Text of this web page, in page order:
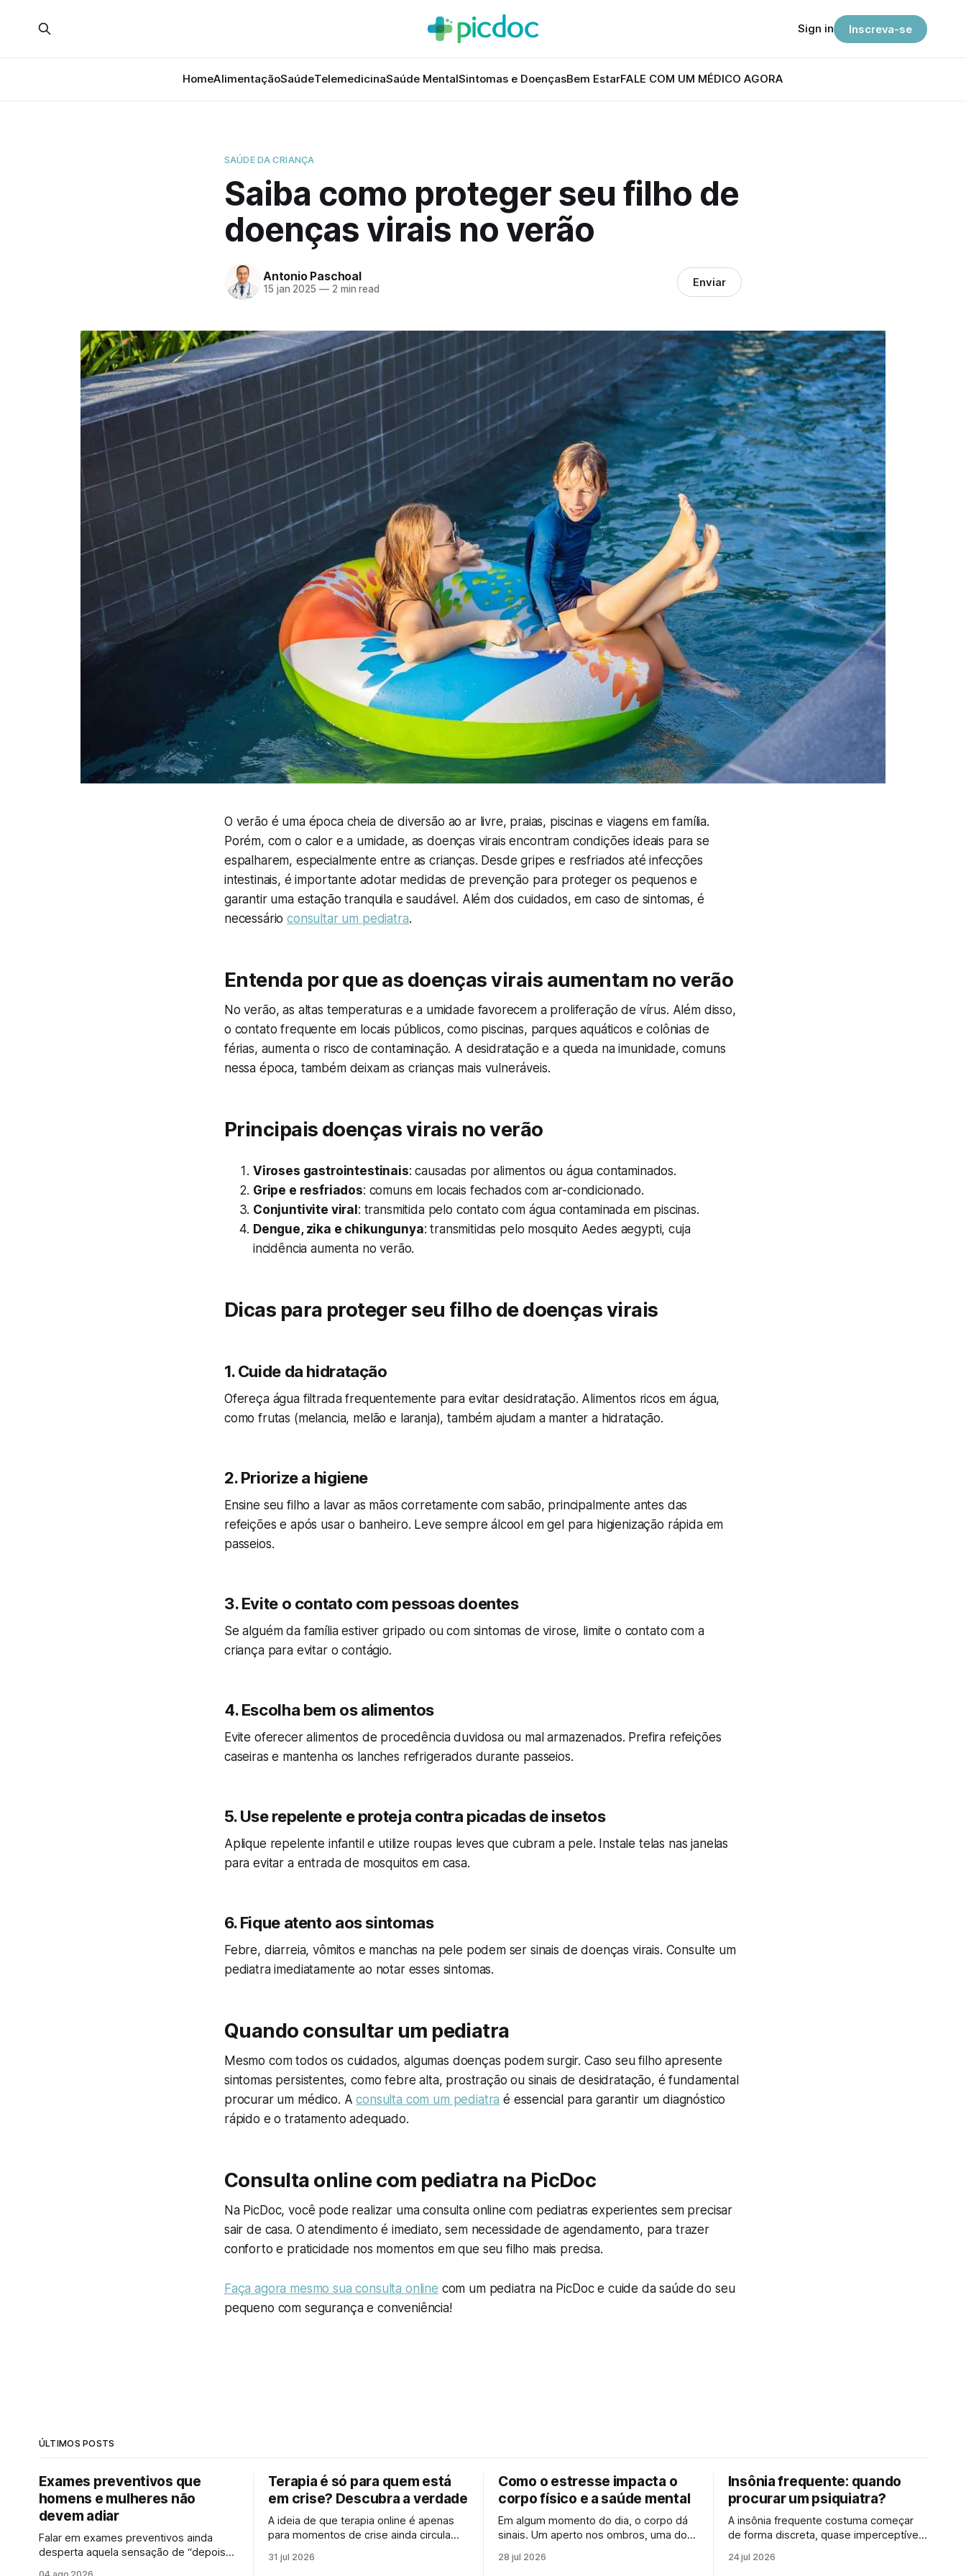
HomeAlimentaçãoSaúdeTelemedicinaSaúde MentalSintomas e DoençasBem EstarFALE COM UM MÉDICO AGORA
Sign in Inscreva-se
SAÚDE DA CRIANÇA
Saiba como proteger seu filho de
doenças virais no verão
Antonio Paschoal
15 jan 2025 —2 min read Enviar
O verão é uma época cheia de diversão ao ar livre, praias, piscinas e viagens em família.
Porém, com o calor e a umidade, as doenças virais encontram condições ideais para se
espalharem, especialmente entre as crianças. Desde gripes e resfriados até infecções
intestinais, é importante adotar medidas de prevenção para proteger os pequenos e
garantir uma estação tranquila e saudável. Além dos cuidados, em caso de sintomas, é
necessárioconsultar um pediatra.
Entenda por que as doenças virais aumentam no verão
No verão, as altas temperaturas e a umidade favorecem a proliferação de vírus. Além disso,
o contato frequente em locais públicos, como piscinas, parques aquáticos e colônias de
férias, aumenta o risco de contaminação. A desidratação e a queda na imunidade, comuns
nessa época, também deixam as crianças mais vulneráveis.
Principais doenças virais no verão
Viroses gastrointestinais: causadas por alimentos ou água contaminados.
Gripe e resfriados: comuns em locais fechados com ar-condicionado.
Conjuntivite viral : transmitida pelo contato com água contaminada em piscinas.
Dengue, zika e chikungunya: transmitidas pelo mosquito Aedes aegypti, cuja
incidência aumenta no verão.
Dicas para proteger seu filho de doenças virais
1. Cuide da hidratação
Ofereça água filtrada frequentemente para evitar desidratação. Alimentos ricos em água,
como frutas (melancia, melão e laranja), também ajudam a manter a hidratação.
2. Priorize a higiene
Ensine seu filho a lavar as mãos corretamente com sabão, principalmente antes das
refeições e após usar o banheiro. Leve sempre álcool em gel para higienização rápida em
passeios.
3. Evite o contato com pessoas doentes
Se alguém da família estiver gripado ou com sintomas de virose, limite o contato com a
criança para evitar o contágio.
4. Escolha bem os alimentos
Evite oferecer alimentos de procedência duvidosa ou mal armazenados. Prefira refeições
caseiras e mantenha os lanches refrigerados durante passeios.
5. Use repelente e proteja contra picadas de insetos
Aplique repelente infantil e utilize roupas leves que cubram a pele. Instale telas nas janelas
para evitar a entrada de mosquitos em casa.
6. Fique atento aos sintomas
Febre, diarreia, vômitos e manchas na pele podem ser sinais de doenças virais. Consulte um
pediatra imediatamente ao notar esses sintomas.
Quando consultar um pediatra
Mesmo com todos os cuidados, algumas doenças podem surgir. Caso seu filho apresente
sintomas persistentes, como febre alta, prostração ou sinais de desidratação, é fundamental
procurar um médico. Aconsulta com um pediatra é essencial para garantir um diagnóstico
rápido e o tratamento adequado.
Consulta online com pediatra na PicDoc
Na PicDoc, você pode realizar uma consulta online com pediatras experientes sem precisar
sair de casa. O atendimento é imediato, sem necessidade de agendamento, para trazer
conforto e praticidade nos momentos em que seu filho mais precisa.
Faça agora mesmo sua consulta online com um pediatra na PicDoc e cuide da saúde do seu
pequeno com segurança e conveniência!
ÚLTIMOS POSTS
Exames preventivos que
homens e mulheres não
devem adiar
Falar em exames preventivos ainda
desperta aquela sensação de “depois
Terapia é só para quem está
em crise? Descubra a verdade
A ideia de que terapia online é apenas
para momentos de crise ainda circula
que falar sobre saúde mental online se
31 jul 2026
Como o estresse impacta o
corpo físico e a saúde mental
Em algum momento do dia, o corpo dá
sinais. Um aperto nos ombros, uma dor
cansaço que não passa mesmo depois
28 jul 2026
Insônia frequente: quando
procurar um psiquiatra?
A insônia frequente costuma começar
de forma discreta, quase imperceptível,
mal dormidas deixam de ser exceção e
24 jul 2026